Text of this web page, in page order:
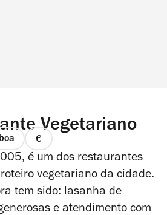
Vegetariano
preço
1
de
4
é um dos restaurantes
vegetariano da cidade.
tem sido: lasanha de
e atendimento com